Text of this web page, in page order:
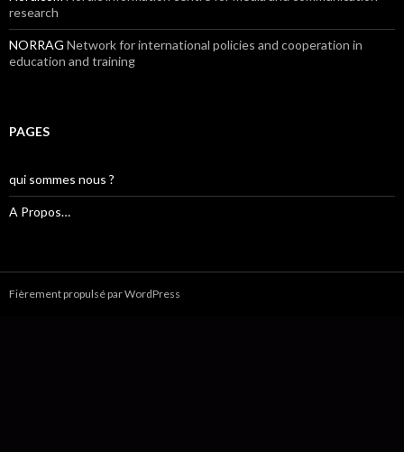
research
NORRAG Network for international policies and cooperation in
education and training
PAGES
qui sommes nous ?
A Propos…
Fièrement propulsé par WordPress